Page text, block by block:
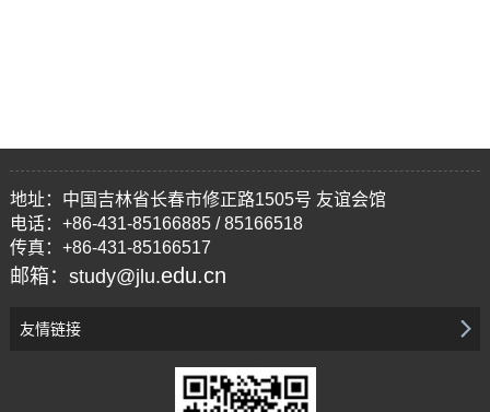
地址：中国吉林省长春市修正路1505号 友谊会馆
电话：+86-431-85166885 / 85166518
传真：+86-431-85166517
邮箱：study@jlu.edu.cn
友情链接